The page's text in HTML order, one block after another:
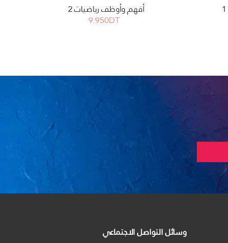
أفهم وأوظف رياضيات 2
9.950DT
وسائل التواصل الاجتماعي